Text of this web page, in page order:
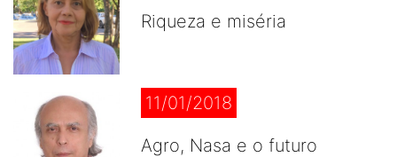
Riqueza e miséria
11/01/2018
Agro, Nasa e o futuro